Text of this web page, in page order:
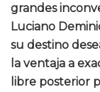
grandes
Luciano
su destino
la ventaja a
libre posterior